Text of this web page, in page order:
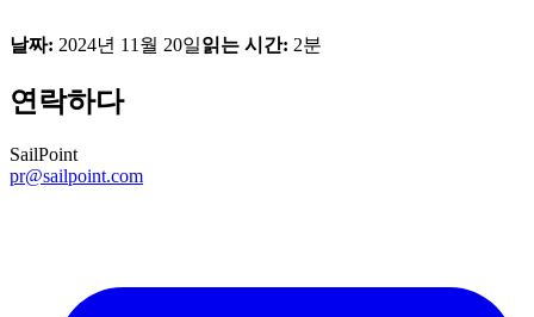
날짜: 2024년 11월 20일읽는 시간: 2분
연락하다
SailPoint
pr@sailpoint.com